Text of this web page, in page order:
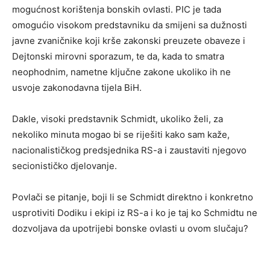
mogućnost korištenja bonskih ovlasti. PIC je tada
omogućio visokom predstavniku da smijeni sa dužnosti
javne zvaničnike koji krše zakonski preuzete obaveze i
Dejtonski mirovni sporazum, te da, kada to smatra
neophodnim, nametne ključne zakone ukoliko ih ne
usvoje zakonodavna tijela BiH.
Dakle, visoki predstavnik Schmidt, ukoliko želi, za
nekoliko minuta mogao bi se riješiti kako sam kaže,
nacionalističkog predsjednika RS-a i zaustaviti njegovo
secionističko djelovanje.
Povlači se pitanje, boji li se Schmidt direktno i konkretno
usprotiviti Dodiku i ekipi iz RS-a i ko je taj ko Schmidtu ne
dozvoljava da upotrijebi bonske ovlasti u ovom slučaju?